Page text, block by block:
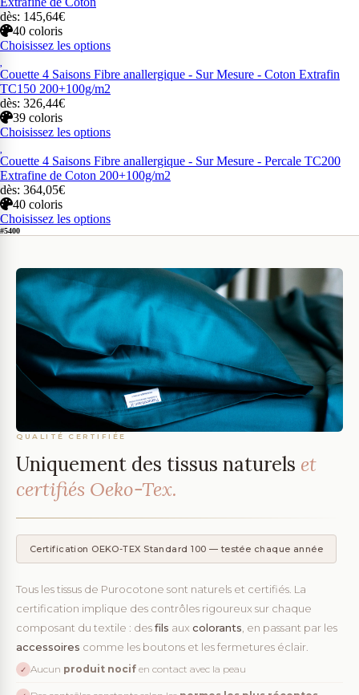
dès: 145,64€
40 coloris
Choisissez les options
Couette 4 Saisons Fibre anallergique - Sur Mesure - Coton Extrafin
TC150 200+100g/m2
dès: 326,44€
39 coloris
Choisissez les options
Couette 4 Saisons Fibre anallergique - Sur Mesure - Percale TC200
Extrafine de Coton 200+100g/m2
dès: 364,05€
40 coloris
Choisissez les options
#5400
QUALITÉ CERTIFIÉE
Uniquement des tissus naturels et
certifiés Oeko-Tex.
Certification OEKO-TEX Standard 100 — testée chaque année
Tous les tissus de Purocotone sont naturels et certifiés. La
certification implique des contrôles rigoureux sur chaque
composant du textile : desfils aux colorants, en passant par les
accessoires comme les boutons et les fermetures éclair.
✓ Aucun produit nocif en contact avec la peau